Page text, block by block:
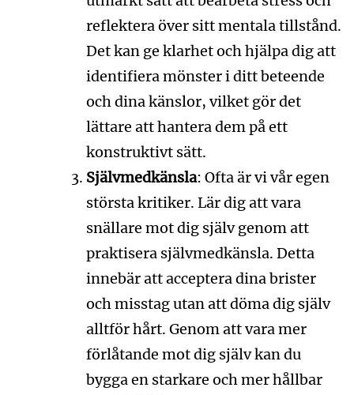
reflektera över sitt mentala tillstånd.
Det kan ge klarhet och hjälpa dig att
identifiera mönster i ditt beteende
och dina känslor, vilket gör det
lättare att hantera dem på ett
konstruktivt sätt.
Självmedkänsla: Ofta är vi vår egen
största kritiker. Lär dig att vara
snällare mot dig själv genom att
praktisera självmedkänsla. Detta
innebär att acceptera dina brister
och misstag utan att döma dig själv
alltför hårt. Genom att vara mer
förlåtande mot dig själv kan du
bygga en starkare och mer hållbar